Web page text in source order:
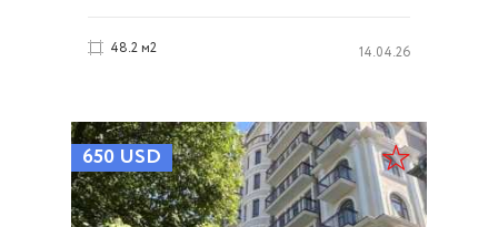
48.2 м2 14.04.26
650 USD